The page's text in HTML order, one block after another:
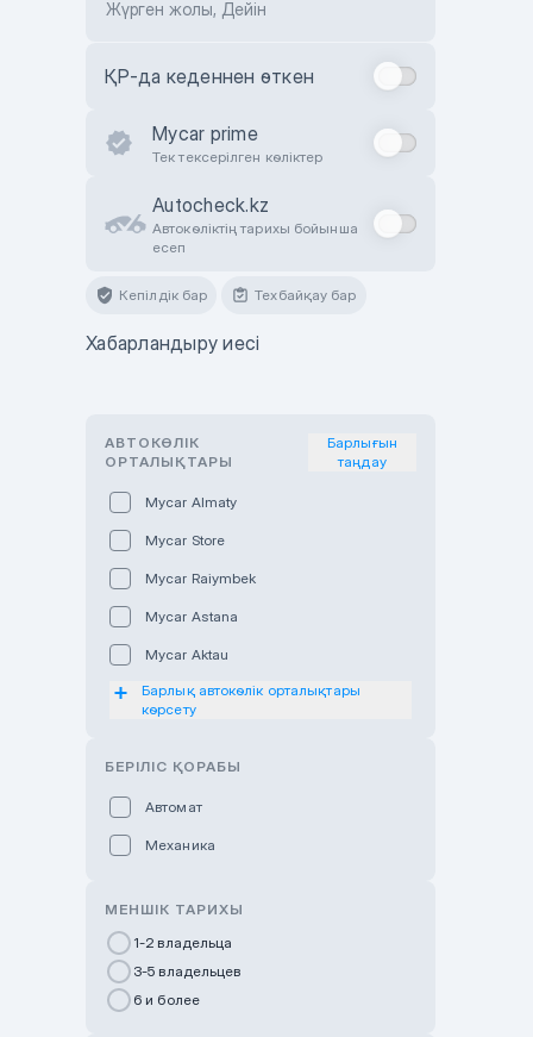
Жүрген жолы, Дейін
ҚР-да кеденнен өткен
Mycar prime
Тек тексерілген көліктер
Autocheck.kz
Автокөліктің тарихы бойынша
есеп
Кепілдік бар Техбайқау бар
Хабарландыру иесі
АВТОКӨЛІК
ОРТАЛЫҚТАРЫ
Барлығын
таңдау
Mycar Almaty
Mycar Store
Mycar Raiymbek
Mycar Astana
Mycar Aktau
Mycar Uralsk
Haval & Tank Pavlodar
Bavaria Almaty
Mycar Shymkent
Changan Auto Nurly Zhol
Барлық автокөлік орталықтары
көрсету
БЕРІЛІС ҚОРАБЫ
Автомат
Механика
МЕНШІК ТАРИХЫ
1-2 владельца
3-5 владельцев
6 и более